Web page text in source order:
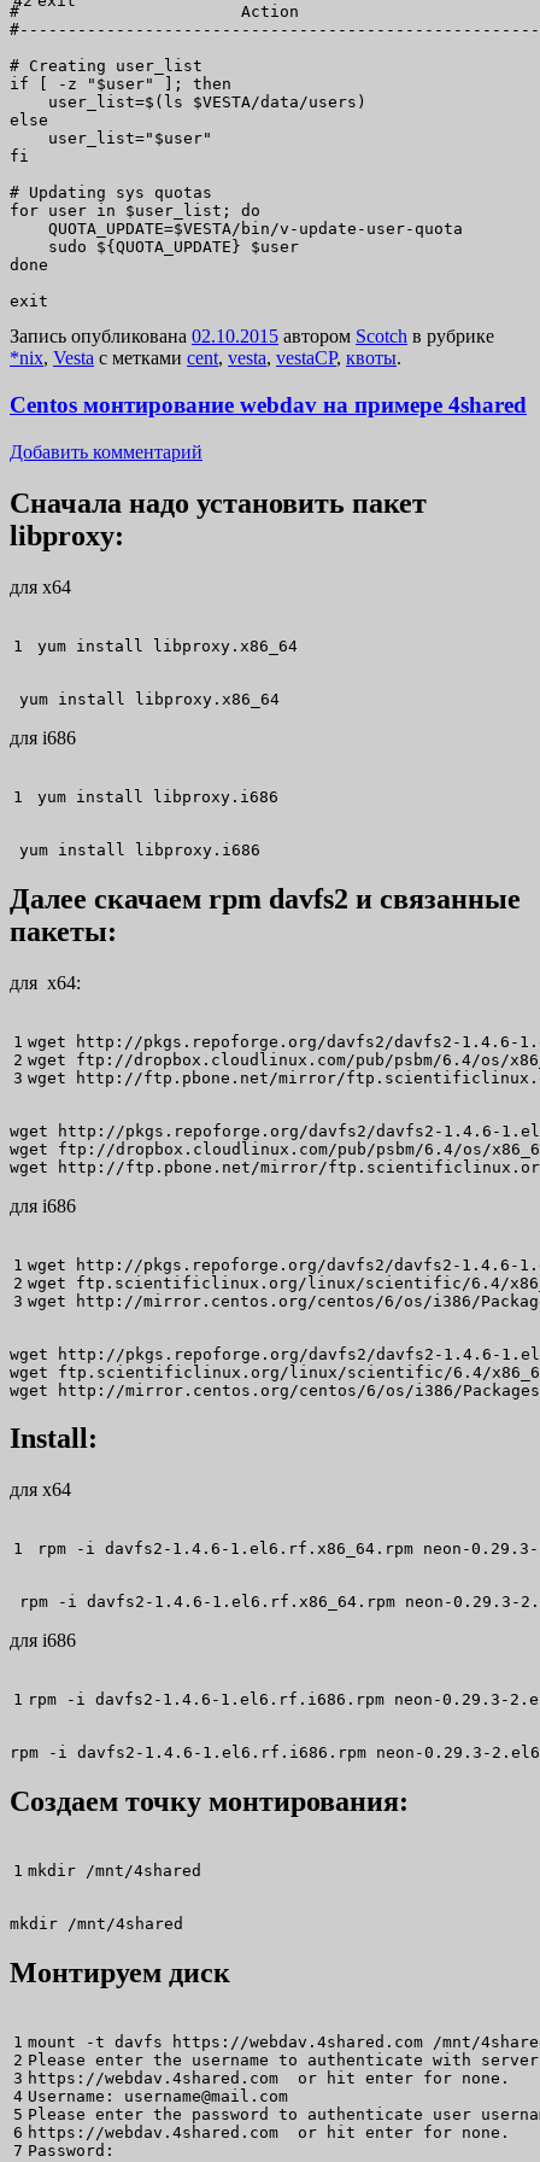
#                       Action
# Creating user_list
if [ -z "$user" ]; then
    user_list=$(ls $VESTA/data/users)
else
    user_list="$user"
fi
# Updating sys quotas
for user in $user_list; do
    QUOTA_UPDATE=$VESTA/bin/v-update-user-quota
    sudo ${QUOTA_UPDATE} $user
done
exit
Запись опубликована 02.10.2015 автором Scotch в рубрике
*nix, Vesta с метками cent, vesta, vestaCP, квоты.
Centos монтирование webdav на примере 4shared
Добавить комментарий
Сначала надо установить пакет
libproxy:
для x64
yum install libproxy.x86_64
yum install libproxy.x86_64
для i686
yum install libproxy.i686
yum install libproxy.i686
Далее скачаем rpm davfs2 и связанные
пакеты:
для x64:
1
2
wget http: //pkgs.repoforge.org /davfs2 /davfs2-1.4.6- 1
wget ftp: //dropbox.cloudlinux.com/pub /psbm/6.4/os /
wget http: //ftp.pbone.net /mirror/
wget http://pkgs.repoforge.org/davfs2/davfs2-1.4.6-
wget ftp://dropbox.cloudlinux.com/pub/psbm/6.4/os/
wget http://ftp.pbone.net/mirror/
для i686
1
2
wget http: //pkgs.repoforge.org /davfs2 /davfs2-1.4.6- 1
wget ftp.scientificlinux.org /linux /scientific /6.4/
wget http: //mirror.centos.org /centos /6 /os /i386 /
wget http://pkgs.repoforge.org/davfs2/davfs2-1.4.6-
wget ftp.scientificlinux.org/linux/scientific/6.4/
wget http://mirror.centos.org/centos/6/os/i386/
Install:
для x64
rpm -i davfs2-1.4.6- 1 .el6.rf.x86_64.rpm neon-0.29.3-
rpm -i davfs2-1.4.6-1.el6.rf.x86_64.rpm neon-0.29.3-
для i686
rpm -i davfs2-1.4.6- 1 .el6.rf.i686.rpm neon-0.29.3- 2
rpm -i davfs2-1.4.6-1.el6.rf.i686.rpm neon-0.29.3-
Создаем точку монтирования:
mkdir /mnt/4shared
mkdir /mnt/4shared
Монтируем диск
1
2
3
4
5
6
mount -t davfs https: //webdav.4shared.com /mnt /
Please enter the username to authenticate with server
https: //webdav.4shared.com  or hit enter for none.
Username: username@mail.com
Please enter the password to authenticate user
https: //webdav.4shared.com  or hit enter for none.
Password: